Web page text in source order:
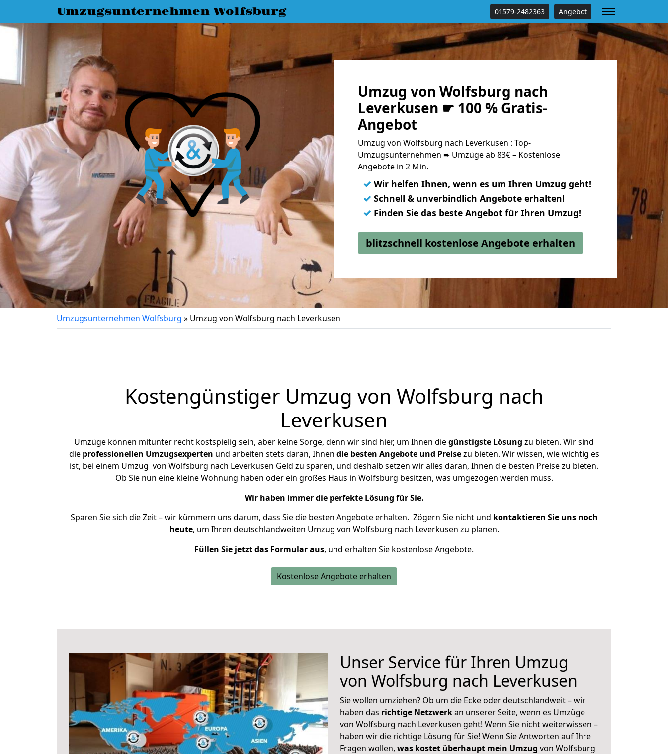
Umzugsunternehmen Wolfsburg 01579-2482363 Angebot
Umzug von Wolfsburg nach
Leverkusen ☛ 100 % Gratis-
Angebot
Umzug von Wolfsburg nach Leverkusen : Top-
Umzugsunternehmen ➨ Umzüge ab 83€ – Kostenlose
Angebote in 2 Min.
✓ Wir helfen Ihnen, wenn es um Ihren Umzug geht!
✓ Schnell & unverbindlich Angebote erhalten!
✓ Finden Sie das beste Angebot für Ihren Umzug!
blitzschnell kostenlose Angebote erhalten
Umzugsunternehmen Wolfsburg » Umzug von Wolfsburg nach Leverkusen
Kostengünstiger Umzug von Wolfsburg nach
Leverkusen
Umzüge können mitunter recht kostspielig sein, aber keine Sorge, denn wir sind hier, um Ihnen diegünstigste Lösung zu bieten. Wir sind
die professionellen Umzugsexperten und arbeiten stets daran, Ihnen die besten Angebote und Preisezu bieten. Wir wissen, wie wichtig es
ist, bei einem Umzug von Wolfsburg nach Leverkusen Geld zu sparen, und deshalb setzen wir alles daran, Ihnen die besten Preise zu bieten.
Ob Sie nun eine kleine Wohnung haben oder ein großes Haus in Wolfsburg besitzen, was umgezogen werden muss.
Wir haben immer die perfekte Lösung für Sie.
Sparen Sie sich die Zeit – wir kümmern uns darum, dass Sie die besten Angebote erhalten. Zögern Sie nicht und kontaktieren Sie uns noch
heute, um Ihren deutschlandweiten Umzug von Wolfsburg nach Leverkusen zu planen.
Füllen Sie jetzt das Formular aus, und erhalten Sie kostenlose Angebote.
Kostenlose Angebote erhalten
Unser Service für Ihren Umzug
von Wolfsburg nach Leverkusen
Sie wollen umziehen? Ob um die Ecke oder deutschlandweit – wir
haben das richtige Netzwerkan unserer Seite, wenn es Umzüge
von Wolfsburg nach Leverkusen geht! Wenn Sie nicht weiterwissen –
haben wir die richtige Lösung für Sie! Wenn Sie Antworten auf Ihre
Fragen wollen, was kostet überhaupt mein Umzug von Wolfsburg